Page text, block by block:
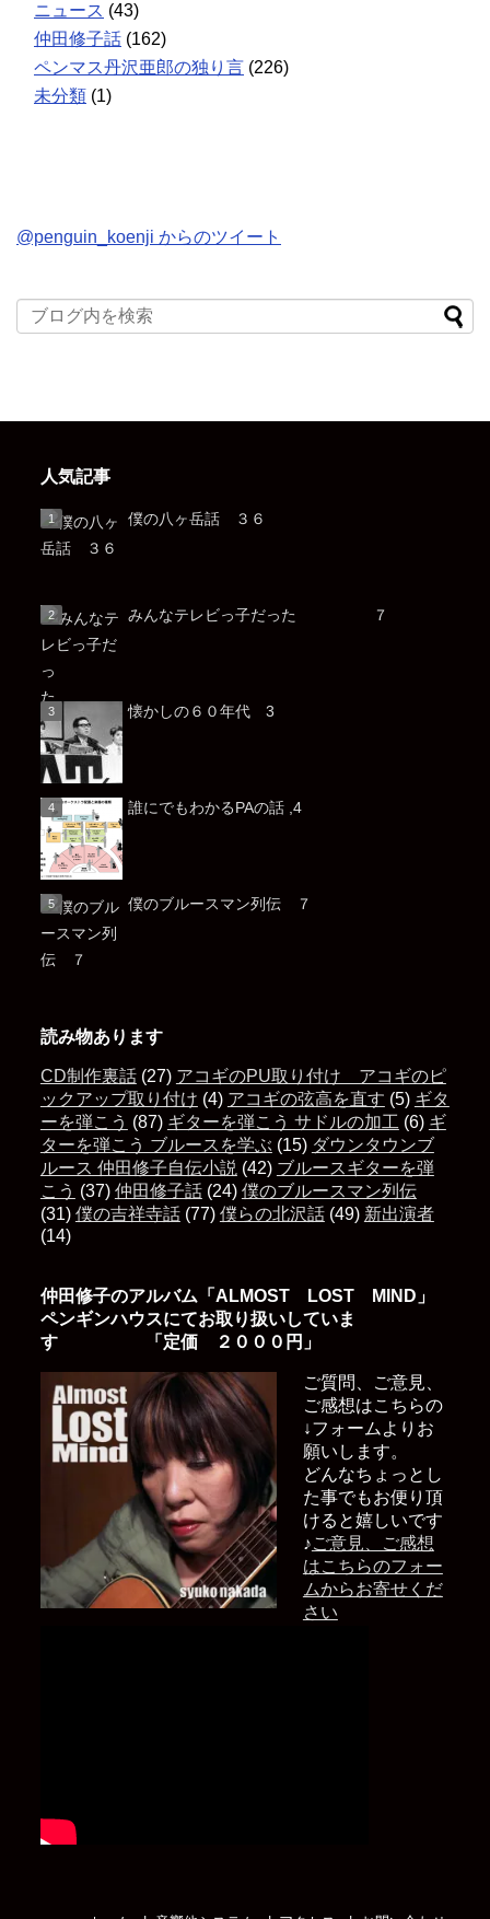
ニュース (43)
仲田修子話 (162)
ペンマス丹沢亜郎の独り言 (226)
未分類 (1)
@penguin_koenji からのツイート
人気記事
僕の八ヶ岳話 ３６
みんなテレビっ子だった ７
懐かしの６０年代 3
誰にでもわかるPAの話 ,4
僕のブルースマン列伝 ７
読み物あります
CD制作裏話(27) アコギのPU取り付け アコギのピ
ックアップ取り付け (4) アコギの弦高を直す (5) ギタ
ーを弾こう (87) ギターを弾こう サドルの加工 (6) ギ
ターを弾こう ブルースを学ぶ (15) ダウンタウンブ
ルース 仲田修子自伝小説 (42) ブルースギターを弾
こう (37) 仲田修子話(24) 僕のブルースマン列伝
(31) 僕の吉祥寺話(77) 僕らの北沢話(49) 新出演者
(14)
仲田修子のアルバム「ALMOST LOST MIND」
ペンギンハウスにてお取り扱いしていま
す 「定価 ２０００円」
ご質問、ご意見、
ご感想はこちらの
↓フォームよりお
願いします。
どんなちょっとし
た事でもお便り頂
けると嬉しいです
♪ご意見、ご感想
はこちらのフォー
ムからお寄せくだ
さい